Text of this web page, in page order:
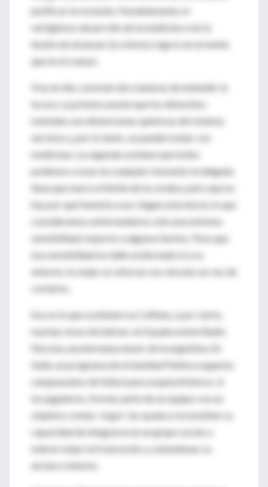
justificar la reclusión. Paralelamente, el
vertiginoso desarrollo de la medicina creó la
ilusión de alcanzar los mismos logros en la mente
que en el cuerpo.
Hoy en día, conviven dos maneras de entender la
locura. La primera asume que los disturbios
mentales son disfunciones químicas del sistema
nervioso y, por lo tanto, se pueden tratar con
medicinas. La segunda sostiene que todos
podemos cruzar en cualquier momento la delgada
línea que marca el límite de la cordura, pero que no
hay por qué temerle a eso. Según esta teoría, lo que
consideramos enfermedad es sólo una extrema
sensibilidad respecto a algunos hechos. Para que
esa sensibilidad no dañe al afectado ni a su
entorno, lo mejor es reforzar sus vínculos en vez de
cortarlos.
Eso es lo que sostienen La Colifata, y por cierto,
muchas otras iniciativas: en España existe Radio
Nicosia, una hermana menor de la argentina. En
Italia, un programa de la Sanidad Pública organiza
campeonatos de fútbol para esquizofrénicos. A
los jugadores, formar parte de un equipo con un
objetivo común -el gol- les ayuda a reconstituir su
capacidad de integrarse en un grupo social, a
tolerar mejor la frustración y a abandonar su
encierro interior.